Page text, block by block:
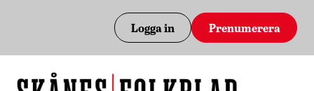
Logga in Prenumerera